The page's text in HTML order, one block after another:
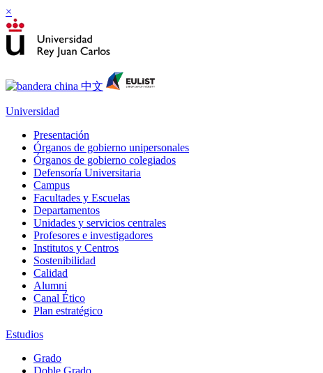
×
Universidad
Presentación
Órganos de gobierno unipersonales
Órganos de gobierno colegiados
Defensoría Universitaria
Campus
Facultades y Escuelas
Departamentos
Unidades y servicios centrales
Profesores e investigadores
Institutos y Centros
Sostenibilidad
Calidad
Alumni
Canal Ético
Plan estratégico
Estudios
Grado
Doble Grado